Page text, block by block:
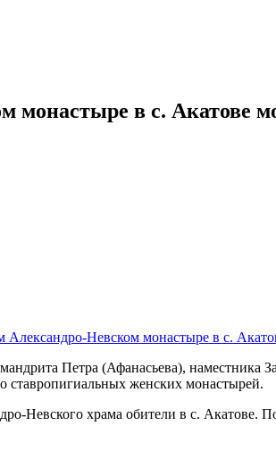
в с. Акатове
Невском монастыре в с.
Петра (Афанасьева),
ставропигиальных женских монастырей.
Невского храма обители в с. Акатове.